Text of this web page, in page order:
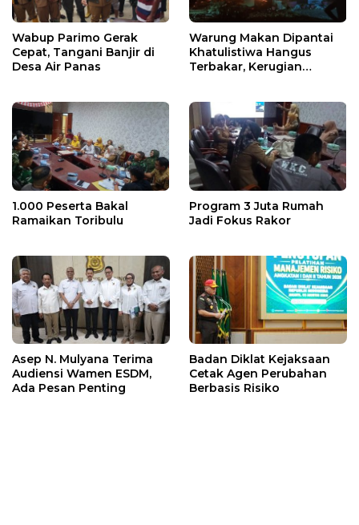
Wabup Parimo Gerak
Cepat, Tangani Banjir di
Desa Air Panas
Warung Makan Dipantai
Khatulistiwa Hangus
Terbakar, Kerugian
1.000 Peserta Bakal
Ramaikan Toribulu
Program 3 Juta Rumah
Jadi Fokus Rakor
Asep N. Mulyana Terima
Audiensi Wamen ESDM,
Ada Pesan Penting
Badan Diklat Kejaksaan
Cetak Agen Perubahan
Berbasis Risiko